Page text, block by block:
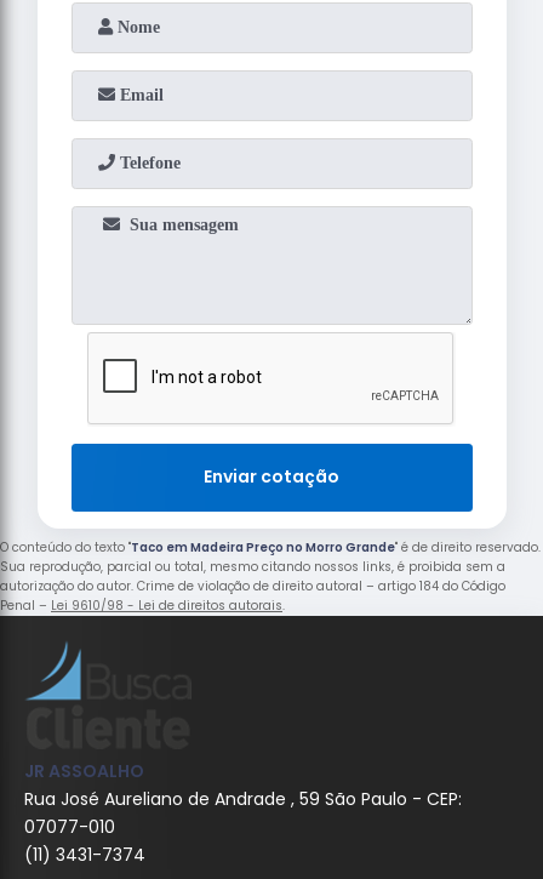
Enviar cotação
O conteúdo do texto "Taco em Madeira Preço no Morro Grande" é de direito reservado.
Sua reprodução, parcial ou total, mesmo citando nossos links, é proibida sem a
autorização do autor. Crime de violação de direito autoral – artigo 184 do Código
Penal – Lei 9610/98 - Lei de direitos autorais.
JR ASSOALHO
Rua José Aureliano de Andrade , 59 São Paulo - CEP:
07077-010
(11) 3431-7374